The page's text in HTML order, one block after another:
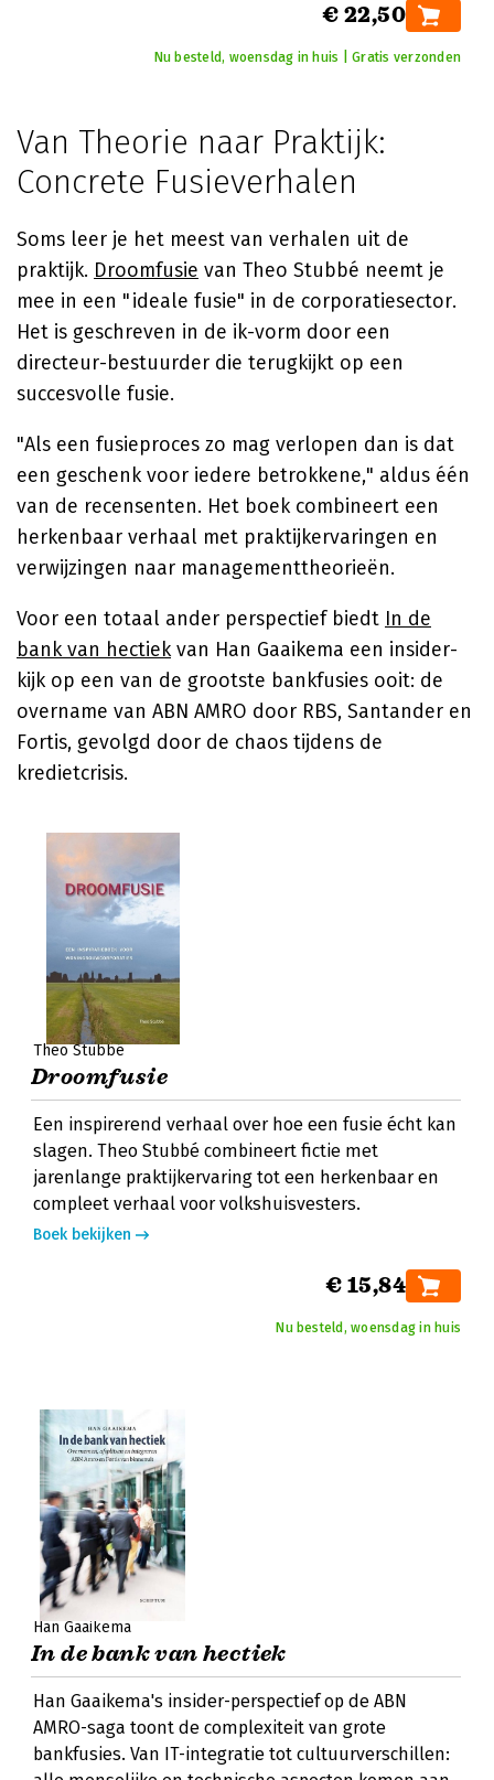
€ 22,50
Nu besteld, woensdag in huis | Gratis verzonden
Van Theorie naar Praktijk:
Concrete Fusieverhalen
Soms leer je het meest van verhalen uit de
praktijk. Droomfusie van Theo Stubbé neemt je
mee in een "ideale fusie" in de corporatiesector.
Het is geschreven in de ik-vorm door een
directeur-bestuurder die terugkijkt op een
succesvolle fusie.
"Als een fusieproces zo mag verlopen dan is dat
een geschenk voor iedere betrokkene," aldus één
van de recensenten. Het boek combineert een
herkenbaar verhaal met praktijkervaringen en
verwijzingen naar managementtheorieën.
Voor een totaal ander perspectief biedt In de
bank van hectiekvan Han Gaaikema een insider-
kijk op een van de grootste bankfusies ooit: de
overname van ABN AMRO door RBS, Santander en
Fortis, gevolgd door de chaos tijdens de
kredietcrisis.
Theo Stubbé
Droomfusie
Een inspirerend verhaal over hoe een fusie écht kan
slagen. Theo Stubbé combineert fictie met
jarenlange praktijkervaring tot een herkenbaar en
compleet verhaal voor volkshuisvesters.
Boek bekijken
€ 15,84
Nu besteld, woensdag in huis
Han Gaaikema
In de bank van hectiek
Han Gaaikema's insider-perspectief op de ABN
AMRO-saga toont de complexiteit van grote
bankfusies. Van IT-integratie tot cultuurverschillen: